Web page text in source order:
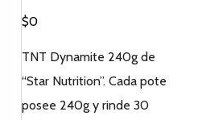
$0
TNT Dynamite 240g de
“Star Nutrition”. Cada pote
posee 240g y rinde 30